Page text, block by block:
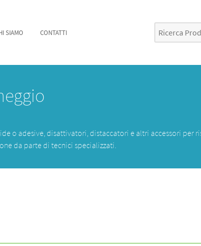
SIAMO CONTATTI
o adesive, disattivatori, distaccatori e altri accessori per
da parte di tecnici specializzati.